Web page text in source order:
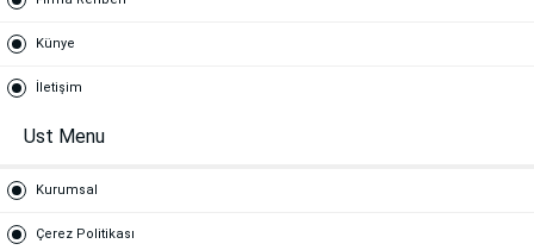
Künye
İletişim
Ust Menu
Kurumsal
Çerez Politikası